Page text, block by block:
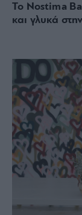
Το Nostima
και γλυκά